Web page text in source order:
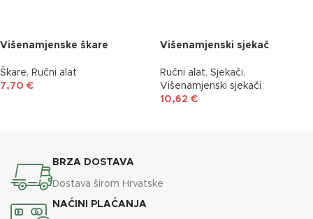
Višenamjenske škare
Škare, Ručni alat
7,70 €
Višenamjenski sjekač
Ručni alat, Sjekači,
Višenamjenski sjekači
10,62 €
BRZA DOSTAVA
Dostava širom Hrvatske
NAĆINI PLAĆANJA